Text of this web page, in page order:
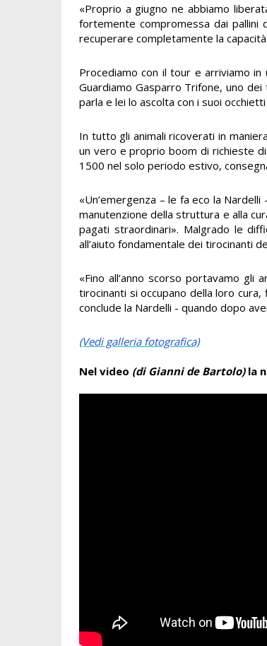
«Proprio a giugno ne abbiamo
fortemente compromessa dai pallini
recuperare completamente la
Procediamo con il tour e arriviamo
Guardiamo Gasparro Trifone, uno
parla e lei lo ascolta con i suoi
In tutto gli animali ricoverati in
un vero e proprio boom di richieste di
1500 nel solo periodo estivo,
«Un’emergenza – le fa eco la
manutenzione della struttura e alla
pagati straordinari». Malgrado le
all’aiuto fondamentale dei tirocinanti
«Fino all’anno scorso portavamo gli
tirocinanti si occupano della loro
conclude la Nardelli - quando dopo
(Vedi galleria fotografica)
Nel video (di Gianni de Bartolo)la